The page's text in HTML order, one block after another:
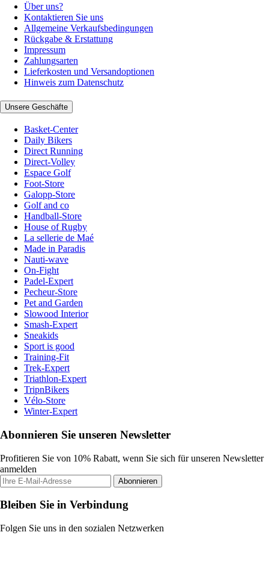
Über uns?
Kontaktieren Sie uns
Allgemeine Verkaufsbedingungen
Rückgabe & Erstattung
Impressum
Zahlungsarten
Lieferkosten und Versandoptionen
Hinweis zum Datenschutz
Unsere Geschäfte
Basket-Center
Daily Bikers
Direct Running
Direct-Volley
Espace Golf
Foot-Store
Galopp-Store
Golf and co
Handball-Store
House of Rugby
La sellerie de Maé
Made in Paradis
Nauti-wave
On-Fight
Padel-Expert
Pecheur-Store
Pet and Garden
Slowood Interior
Smash-Expert
Sneakids
Sport is good
Training-Fit
Trek-Expert
Triathlon-Expert
TripnBikers
Vélo-Store
Winter-Expert
Abonnieren Sie unseren Newsletter
Profitieren Sie von 10% Rabatt, wenn Sie sich für unseren Newsletter
anmelden
Abonnieren
Bleiben Sie in Verbindung
Folgen Sie uns in den sozialen Netzwerken